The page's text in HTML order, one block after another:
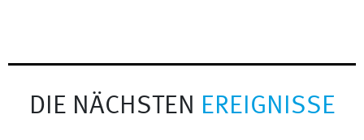
DIE NÄCHSTEN EREIGNISSE